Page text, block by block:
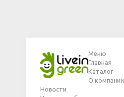
Меню
Главная
Каталог
О компании
Новости